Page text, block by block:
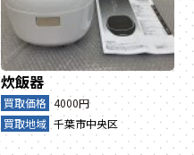
炊飯器
買取価格 4000円
買取地域 千葉市中央区